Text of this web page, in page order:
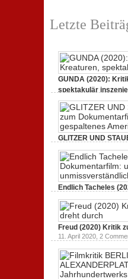
Letzte
GUNDA (2020):
spektakulär
GLITZER UND
Dokumentarfilm.
gespaltenes
3. Oktober 2020,2
Endlich Tacheles
Dokumentarfilm:
unmissverständlich.
19. Mai 2020,0
Freud (2020) Kritik
11. April 2020, 2